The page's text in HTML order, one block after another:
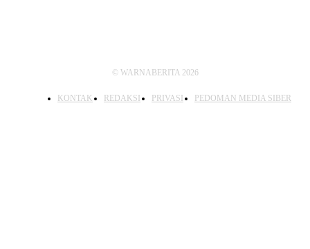
© WARNABERITA 2026
KONTAK REDAKSI PRIVASI PEDOMAN MEDIA SIBER